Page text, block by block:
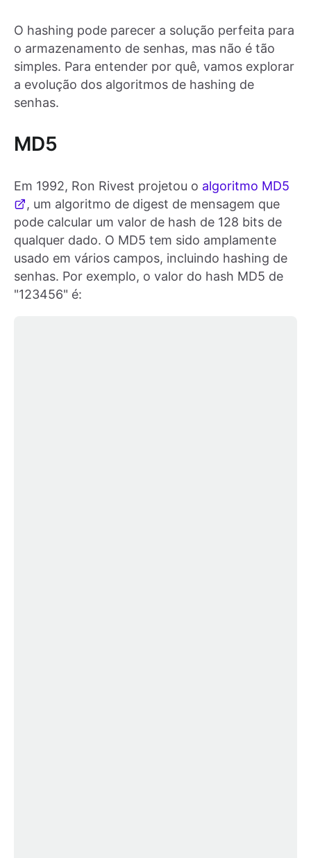
O hashing pode parecer a solução perfeita para
o armazenamento de senhas, mas não é tão
simples. Para entender por quê, vamos explorar
a evolução dos algoritmos de hashing de
senhas.
MD5
Em 1992, Ron Rivest projetou o algoritmo MD5
, um algoritmo de digest de mensagem que
pode calcular um valor de hash de 128 bits de
qualquer dado. O MD5 tem sido amplamente
usado em vários campos, incluindo hashing de
senhas. Por exemplo, o valor do hash MD5 de
"123456" é: